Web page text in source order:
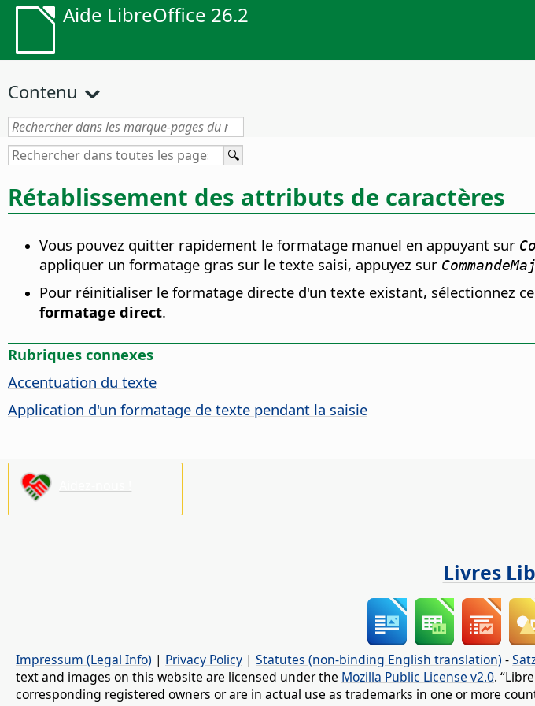
Aide LibreOffice 26.2
Contenu
Rétablissement des attributs de caractères
Vous pouvez quitter rapidement le formatage manuel en appuyant sur
appliquer un formatage gras sur le texte saisi, appuyez sur Commande
Pour réinitialiser le formatage directe d'un texte existant, sélectionnez
formatage direct.
Rubriques connexes
Accentuation du texte
Application d'un formatage de texte pendant la saisie
Livres
Impressum (Legal Info) | Privacy Policy | Statutes (non-binding English translation) -
text and images on this website are licensed under the Mozilla Public License v2.0.
corresponding registered owners or are in actual use as trademarks in one or more